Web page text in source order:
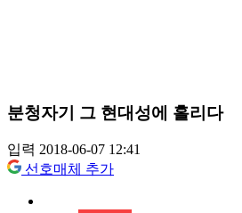
분청자기 그 현대성에 홀리다
입력 2018-06-07 12:41
선호매체 추가